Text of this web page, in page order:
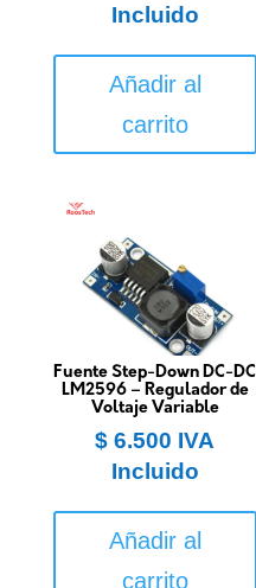
Incluido
Añadir al
carrito
Fuente Step-Down DC-DC
LM2596 – Regulador de
Voltaje Variable
$ 6.500 IVA
Incluido
Añadir al
carrito